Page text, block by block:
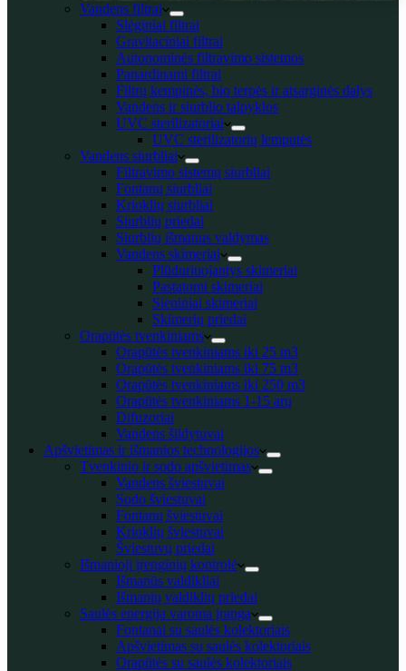
Vandens filtrai
Slėginiai filtrai
Gravitaciniai filtrai
Autonominės filtravimo sistemos
Panardinami filtrai
Filtrų kempinės, bio terpės ir atsarginės dalys
Vandens ir siurblio talpyklos
UVC sterilizatoriai
UVC sterilizatorių lemputės
Vandens siurbliai
Filtravimo sistemų siurbliai
Fontanų siurbliai
Krioklių siurbliai
Siurblių priedai
Siurblių išmanus valdymas
Vandens skimeriai
Plūduriuojantys skimeriai
Pastatomi skimeriai
Sieniniai skimeriai
Skimerių priedai
Orapūtės tvenkiniams
Orapūtės tvenkiniams iki 25 m3
Orapūtės tvenkiniams iki 75 m3
Orapūtės tvenkiniams iki 250 m3
Orapūtės tvenkiniams 1-15 arų
Difuzoriai
Vandens šildytuvai
Apšvietimas ir išmanios technologijos
Tvenkinio ir sodo apšvietimas
Vandens šviestuvai
Sodo šviestuvai
Fontanų šviestuvai
Krioklių šviestuvai
Šviestuvų priedai
Išmanioji įrenginių kontrolė
Išmanūs valdikliai
Išmanių valdiklių priedai
Saulės energija varoma įranga
Fontanai su saulės kolektoriais
Apšvietimas su saulės kolektoriais
Orapūtės su saulės kolektoriais